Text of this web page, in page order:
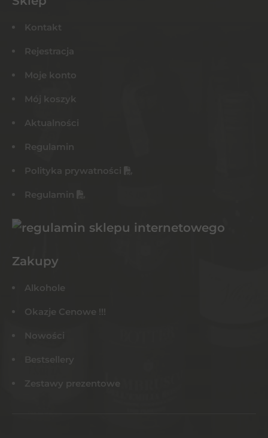
Kontakt
Rejestracja
Moje konto
Mój koszyk
Aktualności
Regulamin
Polityka prywatności
Regulamin
Zakupy
Alkohole
Okazje Cenowe !!!
Nowości
Bestsellery
Zestawy prezentowe